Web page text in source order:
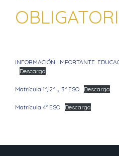
INFORMACIÓN IMPORTANTE
Descarga
Matrícula 1º, 2º y 3º ESO Descarga
Matrícula 4º ESO Descarga